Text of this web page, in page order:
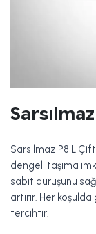
Sarsılmaz P8 L
dengeli taşıma
sabit duruşunu
artırır. Her
tercihtir.